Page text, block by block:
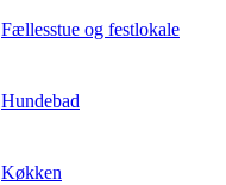
Fællesstue og festlokale
Hundebad
Køkken